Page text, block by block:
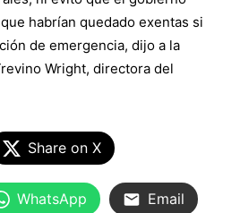
habrían quedado exentas si
de emergencia, dijo a la
Wright, directora del
Share on X
WhatsApp Email